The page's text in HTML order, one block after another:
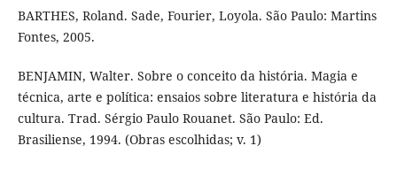
BARTHES, Roland. Sade, Fourier, Loyola. São Paulo: Martins
Fontes, 2005.
BENJAMIN, Walter. Sobre o conceito da história. Magia e
técnica, arte e política: ensaios sobre literatura e história da
cultura. Trad. Sérgio Paulo Rouanet. São Paulo: Ed.
Brasiliense, 1994. (Obras escolhidas; v. 1)